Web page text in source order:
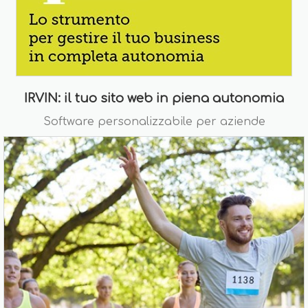
IRVIN: il tuo sito web in piena autonomia
Software personalizzabile per aziende